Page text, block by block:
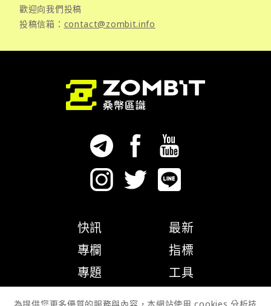
歡迎向我們投稿
投稿信箱： contact@zombit.info
快訊
專欄
專題
最新
指標
工具